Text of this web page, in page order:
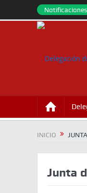
INICIO
Junta